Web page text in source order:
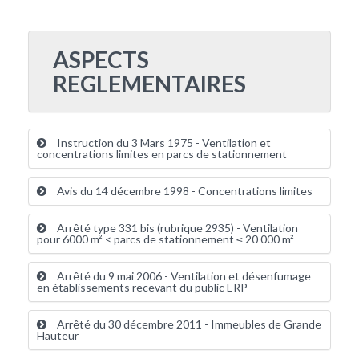
ASPECTS
REGLEMENTAIRES
Instruction du 3 Mars 1975 - Ventilation et
concentrations limites en parcs de stationnement
Avis du 14 décembre 1998 - Concentrations limites
Arrêté type 331 bis (rubrique 2935) - Ventilation
pour 6000 m² < parcs de stationnement ≤ 20 000 m²
Arrêté du 9 mai 2006 - Ventilation et désenfumage
en établissements recevant du public ERP
Arrêté du 30 décembre 2011 - Immeubles de Grande
Hauteur